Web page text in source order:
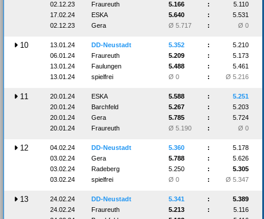
02.12.23
Fraureuth 5.166 :
5.110
17.02.24
ESKA 5.640 :
5.531
02.12.23
Gera Ø 5.717 : Ø 0
10 13.01.24 DD-Neustadt 5.352 :
5.210
06.01.24
Fraureuth 5.209 :
5.173
13.01.24
Faulungen 5.488 :
5.461
13.01.24
spielfrei Ø 0 : Ø 5.216
11 20.01.24 ESKA 5.588 :
5.251
20.01.24
Barchfeld 5.267 :
5.203
20.01.24
Gera 5.785 :
5.724
20.01.24
Fraureuth Ø 5.190 : Ø 0
12 04.02.24 DD-Neustadt 5.360 :
5.178
03.02.24
Gera 5.788 :
5.626
03.02.24
Radeberg 5.250 :
5.305
03.02.24
spielfrei Ø 0 : Ø 5.347
13 24.02.24 DD-Neustadt 5.341 :
5.389
24.02.24
Fraureuth 5.213 :
5.116